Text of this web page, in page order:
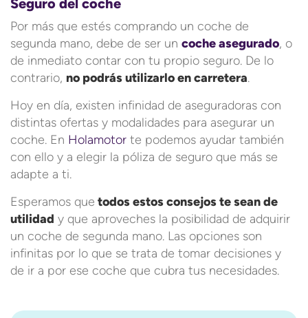
Por más que estés comprando un coche de
segunda mano, debe de ser un coche asegurado, o
de inmediato contar con tu propio seguro. De lo
contrario, no podrás utilizarlo en carretera.
Hoy en día, existen infinidad de aseguradoras con
distintas ofertas y modalidades para asegurar un
coche. En Holamotor te podemos ayudar también
con ello y a elegir la póliza de seguro que más se
adapte a ti.
Esperamos que todos estos consejos te sean de
utilidad y que aproveches la posibilidad de adquirir
un coche de segunda mano. Las opciones son
infinitas por lo que se trata de tomar decisiones y
de ir a por ese coche que cubra tus necesidades.